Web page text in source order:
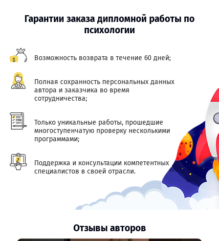
Гарантии заказа дипломной работы по
психологии
Возможность возврата в течение 60 дней;
Полная сохранность персональных данных
автора и заказчика во время
сотрудничества;
Только уникальные работы, прошедшие
многоступенчатую проверку несколькими
программами;
Поддержка и консультации компетентных
специалистов в своей отрасли.
Отзывы авторов